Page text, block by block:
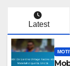
Latest